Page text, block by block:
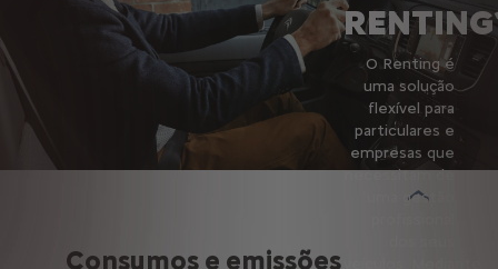
O Renting é
uma solução
flexível para
particulares e
empresas que
necessitam de
uma gestão
Consumos e emissões